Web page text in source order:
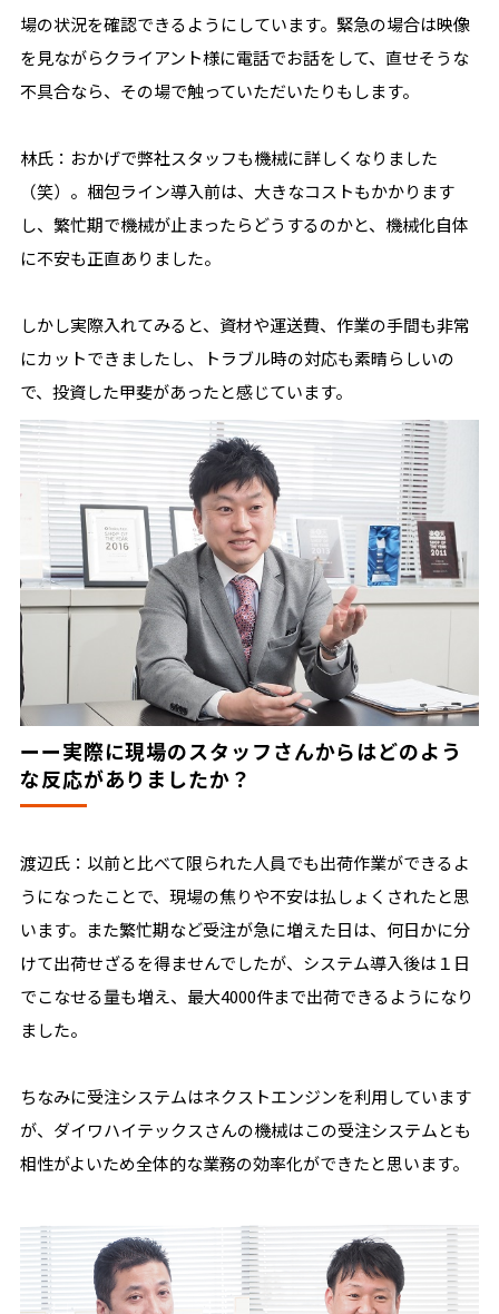
場の状況を確認できるようにしています。緊急の場合は映像
を見ながらクライアント様に電話でお話をして、直せそうな
不具合なら、その場で触っていただいたりもします。
林氏：おかげで弊社スタッフも機械に詳しくなりました
（笑）。梱包ライン導入前は、大きなコストもかかります
し、繁忙期で機械が止まったらどうするのかと、機械化自体
に不安も正直ありました。
しかし実際入れてみると、資材や運送費、作業の手間も非常
にカットできましたし、トラブル時の対応も素晴らしいの
で、投資した甲斐があったと感じています。
ーー実際に現場のスタッフさんからはどのよう
な反応がありましたか？
渡辺氏：以前と比べて限られた人員でも出荷作業ができるよ
うになったことで、現場の焦りや不安は払しょくされたと思
います。また繁忙期など受注が急に増えた日は、何日かに分
けて出荷せざるを得ませんでしたが、システム導入後は１日
でこなせる量も増え、最大4000件まで出荷できるようになり
ました。
ちなみに受注システムはネクストエンジンを利用しています
が、ダイワハイテックスさんの機械はこの受注システムとも
相性がよいため全体的な業務の効率化ができたと思います。